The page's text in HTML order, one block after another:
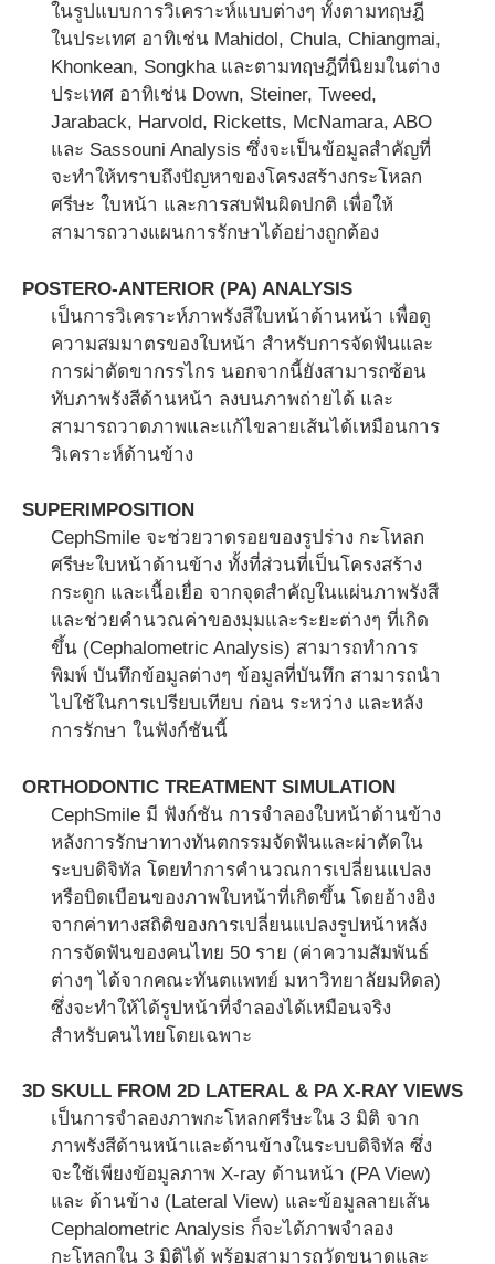
ในรูปแบบการวิเคราะห์แบบต่างๆ ทั้งตามทฤษฎี
ในประเทศ อาทิเช่น Mahidol, Chula, Chiangmai,
Khonkean, Songkha และตามทฤษฎีที่นิยมในต่าง
ประเทศ อาทิเช่น Down, Steiner, Tweed,
Jaraback, Harvold, Ricketts, McNamara, ABO
และ Sassouni Analysis ซึ่งจะเป็นข้อมูลสำคัญที่
จะทำให้ทราบถึงปัญหาของโครงสร้างกระโหลก
ศรีษะ ใบหน้า และการสบฟันผิดปกติ เพื่อให้
สามารถวางแผนการรักษาได้อย่างถูกต้อง
POSTERO-ANTERIOR (PA) ANALYSIS
เป็นการวิเคราะห์ภาพรังสีใบหน้าด้านหน้า เพื่อดู
ความสมมาตรของใบหน้า สำหรับการจัดฟันและ
การผ่าตัดขากรรไกร นอกจากนี้ยังสามารถซ้อน
ทับภาพรังสีด้านหน้า ลงบนภาพถ่ายได้ และ
สามารถวาดภาพและแก้ไขลายเส้นได้เหมือนการ
วิเคราะห์ด้านข้าง
SUPERIMPOSITION
CephSmile จะช่วยวาดรอยของรูปร่าง กะโหลก
ศรีษะใบหน้าด้านข้าง ทั้งที่ส่วนที่เป็นโครงสร้าง
กระดูก และเนื้อเยื่อ จากจุดสำคัญในแผ่นภาพรังสี
และช่วยคำนวณค่าของมุมและระยะต่างๆ ที่เกิด
ขึ้น (Cephalometric Analysis) สามารถทำการ
พิมพ์ บันทึกข้อมูลต่างๆ ข้อมูลที่บันทึก สามารถนำ
ไปใช้ในการเปรียบเทียบ ก่อน ระหว่าง และหลัง
การรักษา ในฟังก์ชันนี้
ORTHODONTIC TREATMENT SIMULATION
CephSmile มี ฟังก์ชัน การจำลองใบหน้าด้านข้าง
หลังการรักษาทางทันตกรรมจัดฟันและผ่าตัดใน
ระบบดิจิทัล โดยทำการคำนวณการเปลี่ยนแปลง
หรือบิดเบือนของภาพใบหน้าที่เกิดขึ้น โดยอ้างอิง
จากค่าทางสถิติของการเปลี่ยนแปลงรูปหน้าหลัง
การจัดฟันของคนไทย 50 ราย (ค่าความสัมพันธ์
ต่างๆ ได้จากคณะทันตแพทย์ มหาวิทยาลัยมหิดล)
ซึ่งจะทำให้ได้รูปหน้าที่จำลองได้เหมือนจริง
สำหรับคนไทยโดยเฉพาะ
3D SKULL FROM 2D LATERAL & PA X-RAY VIEWS
เป็นการจำลองภาพกะโหลกศรีษะใน 3 มิติ จาก
ภาพรังสีด้านหน้าและด้านข้างในระบบดิจิทัล ซึ่ง
จะใช้เพียงข้อมูลภาพ X-ray ด้านหน้า (PA View)
และ ด้านข้าง (Lateral View) และข้อมูลลายเส้น
Cephalometric Analysis ก็จะได้ภาพจำลอง
กะโหลกใน 3 มิติได้ พร้อมสามารถวัดขนาดและ